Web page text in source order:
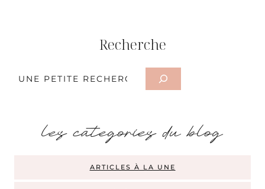
Recherche
Rechercher
les categories du blog
ARTICLES À LA UNE